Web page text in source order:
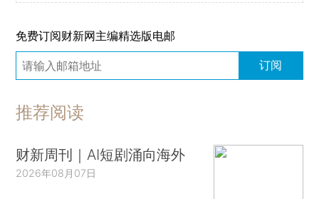
免费订阅财新网主编精选版电邮
订阅
推荐阅读
财新周刊｜AI短剧涌向海外
2026年08月07日